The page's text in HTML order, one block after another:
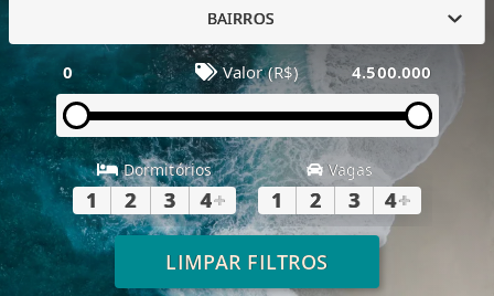
BAIRROS
0 Valor (R$) 4.500.000
Dormitórios
1 2 3 4+
Vagas
1 2 3 4+
LIMPAR FILTROS